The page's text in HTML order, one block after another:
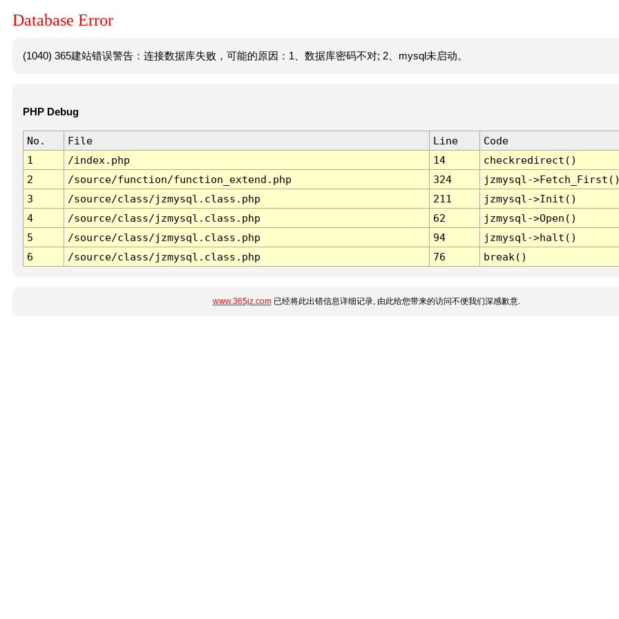
Database Error
(1040) 365建站错误警告：连接数据库失败，可能的原因：1、数据库密码不对; 2、mysql未启动。
PHP Debug
No. File Line
Code
1
/index.php 14
checkredirect()
2
/source/function/function_extend.php 324
jzmysql-
3
/source/class/jzmysql.class.php 211
jzmysql->Init()
4
/source/class/jzmysql.class.php 62
jzmysql->Open()
5
/source/class/jzmysql.class.php 94
jzmysql->halt()
6
/source/class/jzmysql.class.php 76 break()
www.365jz.com已经将此出错信息详细记录, 由此给您带来的访问不便我们深感歉意.